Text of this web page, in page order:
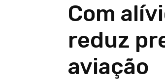
Com
reduz
aviação